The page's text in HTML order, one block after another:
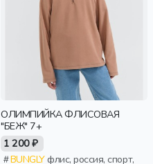
ОЛИМПИЙКА ФЛИСОВАЯ
"БЕЖ" 7+
1 200 ₽
BUNGLYфлис, россия, спорт,